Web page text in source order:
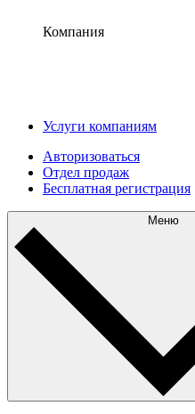
Компания
Услуги компаниям
Авторизоваться
Отдел продаж
Бесплатная регистрация
Меню